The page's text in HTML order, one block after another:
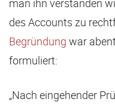
man ihn verstanden
des Accounts zu
Begründung war
formuliert:
„Nach eingehender